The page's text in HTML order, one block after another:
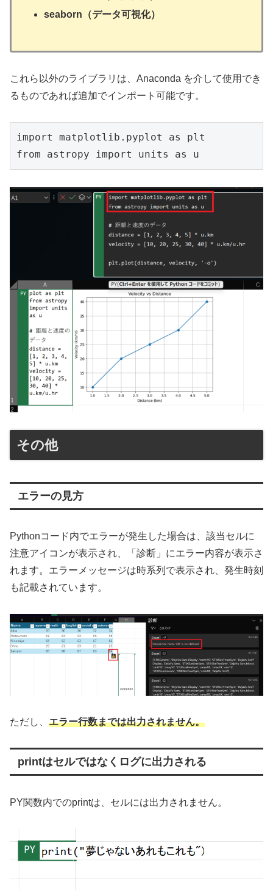
seaborn（データ可視化）
これら以外のライブラリは、Anaconda を介して使用でき
るものであれば追加でインポート可能です。
import matplotlib.pyplot as plt
その他
エラーの見方
Pythonコード内でエラーが発生した場合は、該当セルに
注意アイコンが表示され、「診断」にエラー内容が表示さ
れます。エラーメッセージは時系列で表示され、発生時刻
も記載されています。
ただし、 エラー行数までは出力されません。
printはセルではなくログに出力される
PY関数内でのprintは、セルには出力されません。